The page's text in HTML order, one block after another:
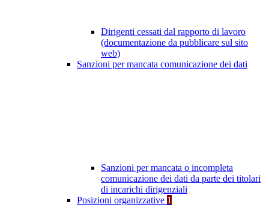
Dirigenti cessati dal rapporto di lavoro
(documentazione da pubblicare sul sito
web)
Sanzioni per mancata comunicazione dei dati
Sanzioni per mancata o incompleta
comunicazione dei dati da parte dei titolari
di incarichi dirigenziali
Posizioni organizzative 1